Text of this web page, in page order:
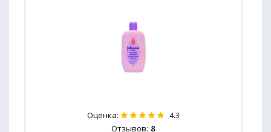
Оценка: 4.3
Отзывов: 8